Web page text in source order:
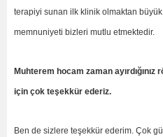
terapiyi sunan ilk klinik olmaktan büyük
memnuniyeti bizleri mutlu etmektedir.
Muhterem hocam zaman
için çok teşekkür ederiz.
Ben de sizlere teşekkür ederim. Çok